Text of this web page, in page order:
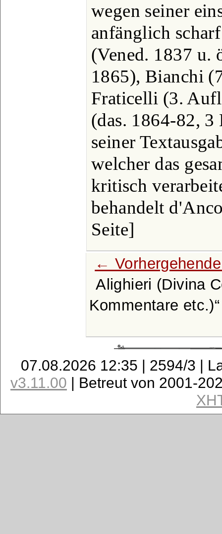
wegen seiner
anfänglich
(Vened. 1837 u.
1865), Bianchi
Fraticelli (3.
(das. 1864-82,
seiner
welcher das
kritisch
behandelt
Seite]
←
Alighieri (Divina
Kommentare etc.)
07.08.2026 12:35 | 2594/3 |
v3.11.00 | Betreut von 2001-